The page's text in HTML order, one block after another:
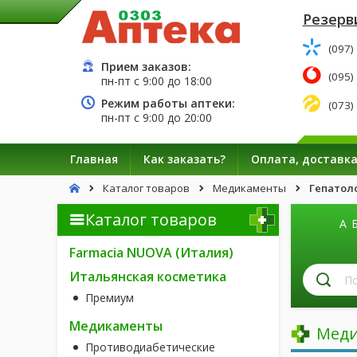
Прием заказов:
пн-пт с9:00 до 18:00
Режим работы аптеки:
пн-пт с9:00 до 20:00
(097)
(095)
(073)
Главная Как заказать? Оплата, доставка
Каталог товаров Медикаменты
Каталог товаров
Farmacia NUOVA (Италия)
Итальянская косметика
Премиум
Медикаменты
Противодиабетические
А Б